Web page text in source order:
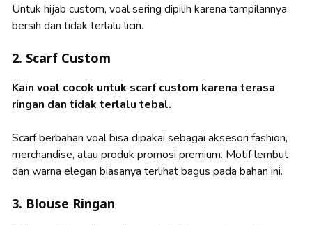
Untuk hijab custom, voal sering dipilih karena tampilannya
bersih dan tidak terlalu licin.
2. Scarf Custom
Kain voal cocok untuk scarf custom karena terasa
ringan dan tidak terlalu tebal.
Scarf berbahan voal bisa dipakai sebagai aksesori fashion,
merchandise, atau produk promosi premium. Motif lembut
dan warna elegan biasanya terlihat bagus pada bahan ini.
3. Blouse Ringan